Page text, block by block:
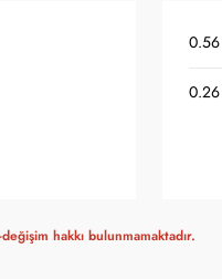
0.56
0.26
hakkı bulunmamaktadır.